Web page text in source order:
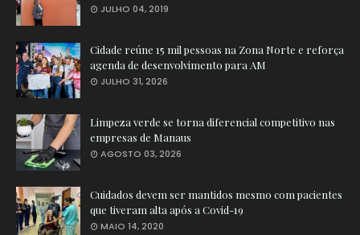
JULHO 04, 2019
Cidade reúne 15 mil pessoas na Zona Norte e reforça
agenda de desenvolvimento para AM
JULHO 31, 2026
Limpeza verde se torna diferencial competitivo nas
empresas de Manaus
AGOSTO 03, 2026
Cuidados devem ser mantidos mesmo com pacientes
que tiveram alta após a Covid-19
MAIO 14, 2020